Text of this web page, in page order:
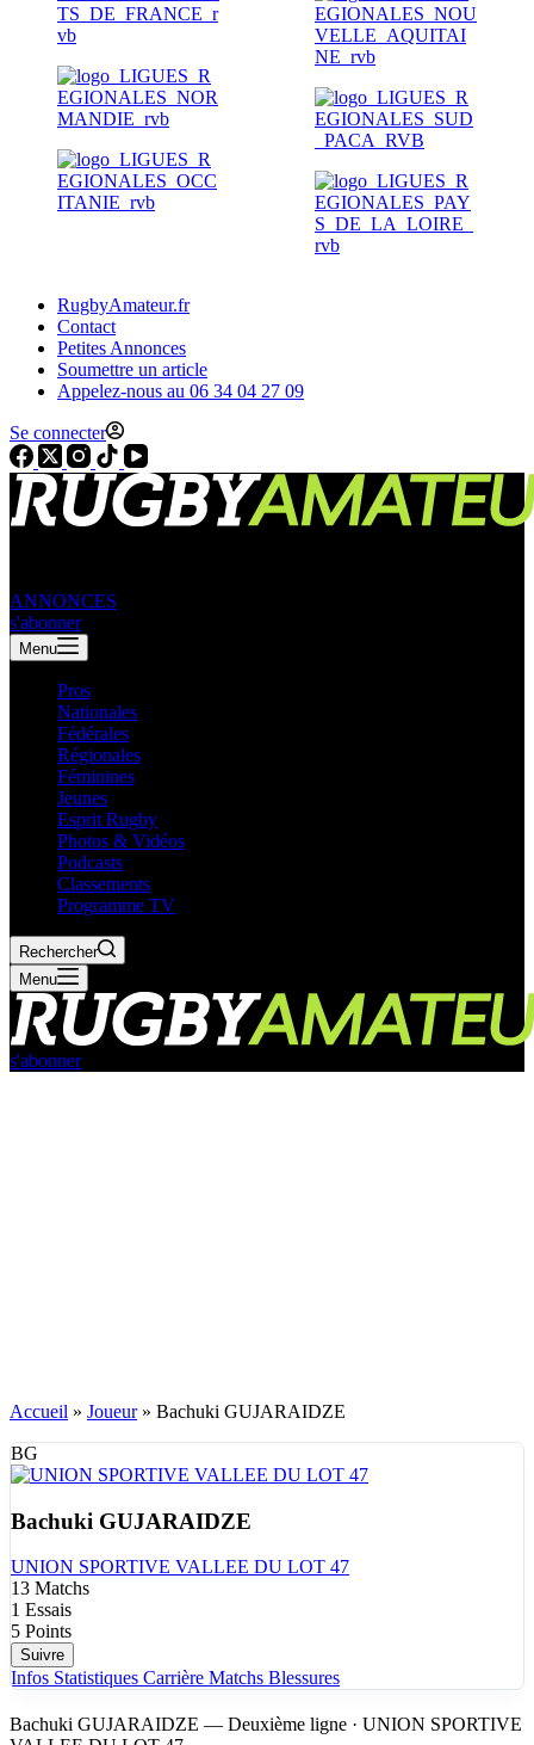
RugbyAmateur.fr
Contact
Petites Annonces
Soumettre un article
Appelez-nous au 06 34 04 27 09
Se connecter
ANNONCES
s'abonner
Menu
Pros
Nationales
Fédérales
Régionales
Féminines
Jeunes
Esprit Rugby
Photos & Vidéos
Podcasts
Classements
Programme TV
Rechercher
Menu
s'abonner
Accueil » Joueur» Bachuki GUJARAIDZE
BG
Bachuki GUJARAIDZE
UNION SPORTIVE VALLEE DU LOT 47
13 Matchs
1 Essais
5 Points
Suivre
Infos Statistiques Carrière Matchs Blessures
Bachuki GUJARAIDZE — Deuxième ligne · UNION SPORTIVE